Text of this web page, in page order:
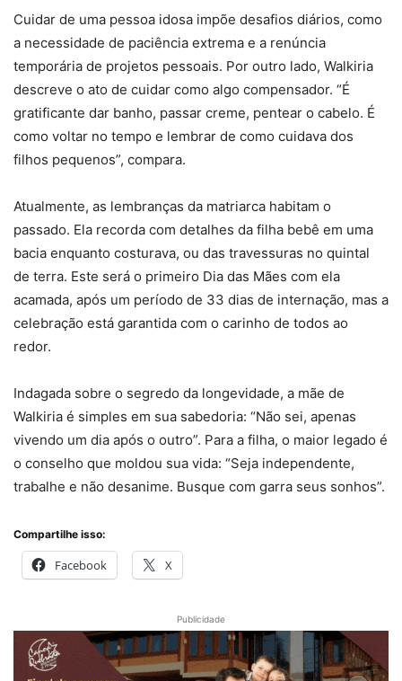
Cuidar de uma pessoa idosa impõe desafios diários, como
a necessidade de paciência extrema e a renúncia
temporária de projetos pessoais. Por outro lado, Walkiria
descreve o ato de cuidar como algo compensador. “É
gratificante dar banho, passar creme, pentear o cabelo. É
como voltar no tempo e lembrar de como cuidava dos
filhos pequenos”, compara.
Atualmente, as lembranças da matriarca habitam o
passado. Ela recorda com detalhes da filha bebê em uma
bacia enquanto costurava, ou das travessuras no quintal
de terra. Este será o primeiro Dia das Mães com ela
acamada, após um período de 33 dias de internação, mas a
celebração está garantida com o carinho de todos ao
redor.
Indagada sobre o segredo da longevidade, a mãe de
Walkiria é simples em sua sabedoria: “Não sei, apenas
vivendo um dia após o outro”. Para a filha, o maior legado é
o conselho que moldou sua vida: “Seja independente,
trabalhe e não desanime. Busque com garra seus sonhos”.
Compartilhe isso:
Facebook X
Publicidade